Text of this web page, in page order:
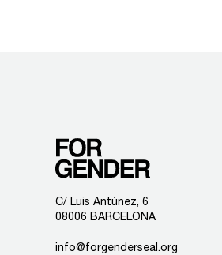
C/ Luis Antúnez, 6
08006 BARCELONA
info@forgenderseal.org